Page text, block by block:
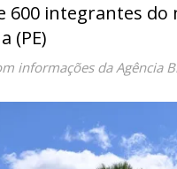
600 integrantes
(PE)
informações da Agência